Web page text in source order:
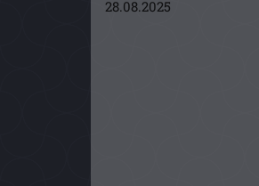
28.08.2025